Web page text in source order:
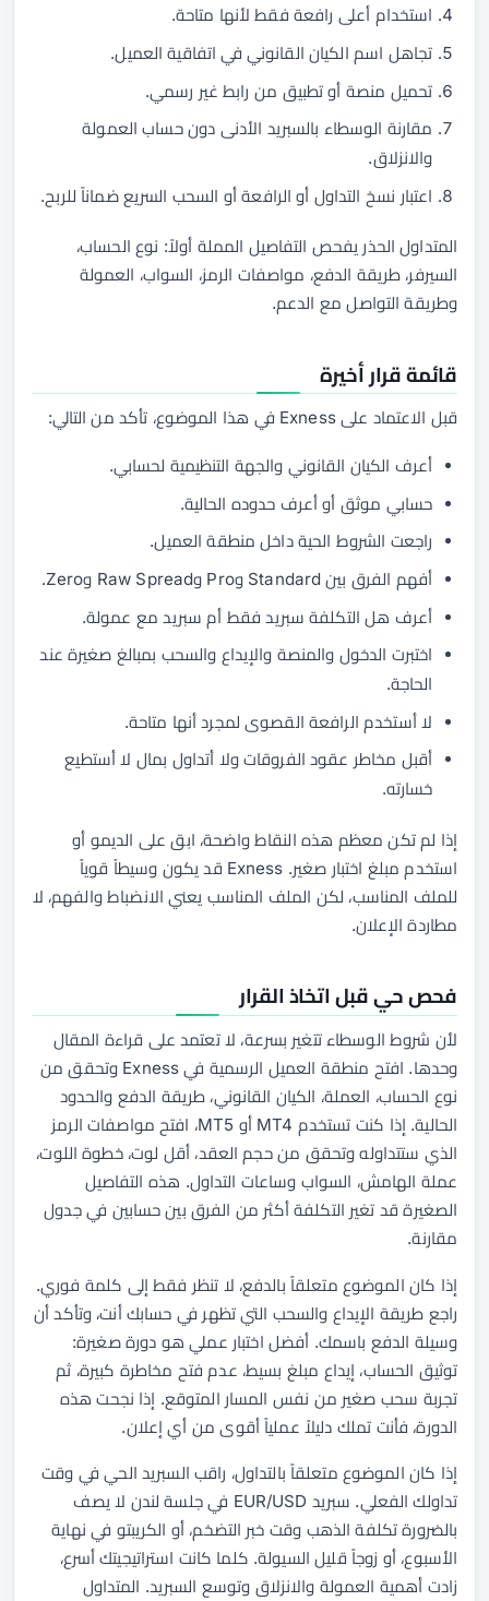
استخدام أعلى رافعة فقط لأنها متاحة.
تجاهل اسم الكيان القانوني في اتفاقية العميل.
تحميل منصة أو تطبيق من رابط غير رسمي.
مقارنة الوسطاء بالسبريد الأدنى دون حساب العمولة
والانزلاق.
اعتبار نسخ التداول أو الرافعة أو السحب السريع ضماناً للربح.
المتداول الحذر يفحص التفاصيل المملة أولاً: نوع الحساب،
السيرفر، طريقة الدفع، مواصفات الرمز، السواب، العمولة
وطريقة التواصل مع الدعم.
قائمة قرار أخيرة
قبل الاعتماد على Exness في هذا الموضوع، تأكد من التالي:
أعرف الكيان القانوني والجهة التنظيمية لحسابي.
حسابي موثق أو أعرف حدوده الحالية.
راجعت الشروط الحية داخل منطقة العميل.
أفهم الفرق بين Standard وPro وRaw Spread وZero.
أعرف هل التكلفة سبريد فقط أم سبريد مع عمولة.
اختبرت الدخول والمنصة والإيداع والسحب بمبالغ صغيرة عند
الحاجة.
لا أستخدم الرافعة القصوى لمجرد أنها متاحة.
أقبل مخاطر عقود الفروقات ولا أتداول بمال لا أستطيع
خسارته.
إذا لم تكن معظم هذه النقاط واضحة، ابق على الديمو أو
استخدم مبلغ اختبار صغير. Exness قد يكون وسيطاً قوياً
للملف المناسب، لكن الملف المناسب يعني الانضباط والفهم، لا
مطاردة الإعلان.
فحص حي قبل اتخاذ القرار
لأن شروط الوسطاء تتغير بسرعة، لا تعتمد على قراءة المقال
وحدها. افتح منطقة العميل الرسمية في Exness وتحقق من
نوع الحساب، العملة، الكيان القانوني، طريقة الدفع والحدود
الحالية. إذا كنت تستخدم MT4 أو MT5، افتح مواصفات الرمز
الذي ستتداوله وتحقق من حجم العقد، أقل لوت، خطوة اللوت،
عملة الهامش، السواب وساعات التداول. هذه التفاصيل
الصغيرة قد تغير التكلفة أكثر من الفرق بين حسابين في جدول
مقارنة.
إذا كان الموضوع متعلقاً بالدفع، لا تنظر فقط إلى كلمة فوري.
راجع طريقة الإيداع والسحب التي تظهر في حسابك أنت، وتأكد أن
وسيلة الدفع باسمك. أفضل اختبار عملي هو دورة صغيرة:
توثيق الحساب، إيداع مبلغ بسيط، عدم فتح مخاطرة كبيرة، ثم
تجربة سحب صغير من نفس المسار المتوقع. إذا نجحت هذه
الدورة، فأنت تملك دليلاً عملياً أقوى من أي إعلان.
إذا كان الموضوع متعلقاً بالتداول، راقب السبريد الحي في وقت
تداولك الفعلي. سبريد EUR/USD في جلسة لندن لا يصف
بالضرورة تكلفة الذهب وقت خبر التضخم، أو الكريبتو في نهاية
الأسبوع، أو زوجاً قليل السيولة. كلما كانت استراتيجيتك أسرع،
زادت أهمية العمولة والانزلاق وتوسع السبريد. المتداول